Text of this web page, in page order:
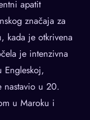
apatit
značaja za
kada je otkrivena
je intenzivna
Engleskoj,
nastavio u 20.
u Maroku i